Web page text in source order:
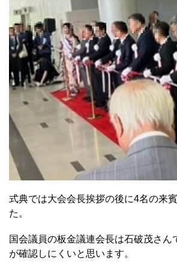
式典では大会会長挨拶の後に4名の来
た。
国会議員の板金議連会長は石破茂さん
が確認しにくいと思います。